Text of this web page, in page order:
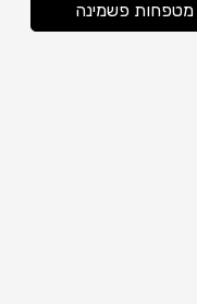
פשמינה